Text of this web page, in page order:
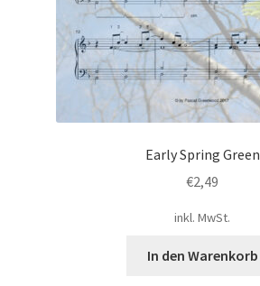
Early Spring Green
€2,49
inkl. MwSt.
In den Warenkorb